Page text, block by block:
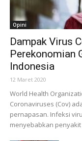
Opini
Dampak Virus
Perekonomian
Indonesia
12 Maret 2020
World Health
Coronaviruses (Cov)
pernapasan. Infeksi
menyebabkan penyakit